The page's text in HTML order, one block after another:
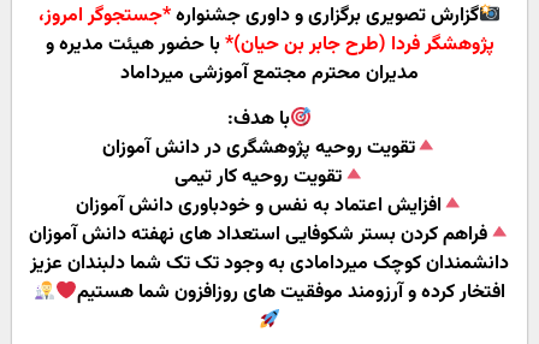
گزارش تصویری برگزاری و داوری جشنواره*جستجوگر امروز،
پژوهشگر فردا (طرح جابر بن حیان)*با حضور هیئت مدیره و
مدیران محترم مجتمع آموزشی میرداماد
با هدف:
تقویت روحیه پژوهشگری در دانش آموزان
تقویت روحیه کار تیمی
افزایش اعتماد به نفس و خودباوری دانش آموزان
فراهم کردن بستر شکوفایی استعداد های نهفته دانش آموزان
دانشمندان کوچک میردامادی به وجود تک تک شما دلبندان عزیز
افتخار کرده و آرزومند موفقیت های روزافزون شما هستیم